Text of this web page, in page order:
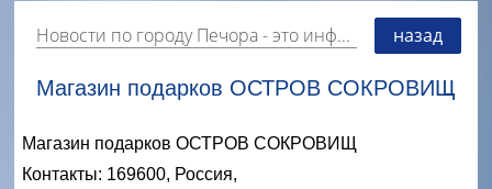
Новости по городу Печора- это информация о событиях, мероприятиях и торгово-коммерческой деятельности города. Страницу наполняют платные и бесплатные объявления, имеющие функцию "поднятия вверх списка". назад
Магазин подарков ОСТРОВ СОКРОВИЩ
Магазин подарков ОСТРОВ СОКРОВИЩ
Контакты: 169600, Россия,